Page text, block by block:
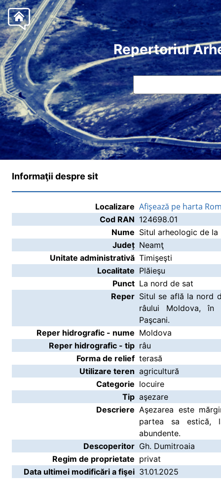
Repertoriul
Informaţii despre sit
Localizare Afişează pe harta
Cod RAN 124698.01
Nume Situl arheologic de
Județ Neamţ
Unitate administrativă Timişeşti
Localitate Plăieşu
Punct La nord de sat
Reper Situl se află la nord
râului Moldova, în
Paşcani.
Reper hidrografic - nume Moldova
Reper hidrografic - tip râu
Forma de relief terasă
Utilizare teren agricultură
Categorie locuire
Tip aşezare
Descriere Aşezarea este
partea sa estică,
abundente.
Descoperitor Gh. Dumitroaia
Regim de proprietate privat
Data ultimei modificări a fişei 31.01.2025